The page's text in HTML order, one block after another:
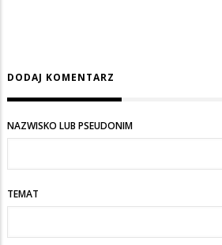
DODAJ KOMENTARZ
NAZWISKO LUB PSEUDONIM
TEMAT